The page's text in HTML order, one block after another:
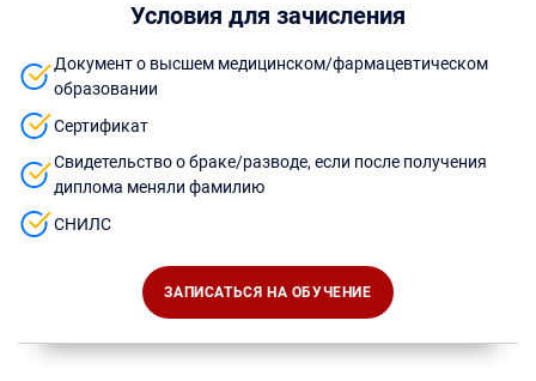
Условия для зачисления
Документ о высшем медицинском/фармацевтическом
образовании
Сертификат
Свидетельство о браке/разводе, если после получения
диплома меняли фамилию
СНИЛС
ЗАПИСАТЬСЯ НА ОБУЧЕНИЕ